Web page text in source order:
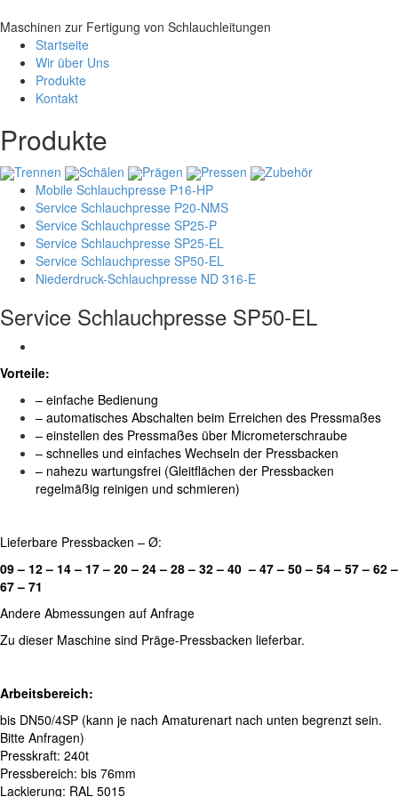
Maschinen zur Fertigung von Schlauchleitungen
Startseite
Wir über Uns
Produkte
Kontakt
Produkte
Trennen Schälen Prägen Pressen
Zubehör
Mobile Schlauchpresse P16-HP
Service Schlauchpresse P20-NMS
Service Schlauchpresse SP25-P
Service Schlauchpresse SP25-EL
Service Schlauchpresse SP50-EL
Niederdruck-Schlauchpresse ND 316-E
Service Schlauchpresse SP50-EL
Vorteile:
– einfache Bedienung
– automatisches Abschalten beim Erreichen des Pressmaßes
– einstellen des Pressmaßes über Micrometerschraube
– schnelles und einfaches Wechseln der Pressbacken
– nahezu wartungsfrei (Gleitflächen der Pressbacken
regelmäßig reinigen und schmieren)
Lieferbare Pressbacken – Ø:
09 – 12 – 14 – 17 – 20 – 24 – 28 – 32 – 40 – 47 – 50 – 54 – 57 – 62 –
67 – 71
Andere Abmessungen auf Anfrage
Zu dieser Maschine sind Präge-Pressbacken lieferbar.
Arbeitsbereich:
bis DN50/4SP (kann je nach Amaturenart nach unten begrenzt sein.
Bitte Anfragen)
Presskraft: 240t
Pressbereich: bis 76mm
Lackierung: RAL 5015